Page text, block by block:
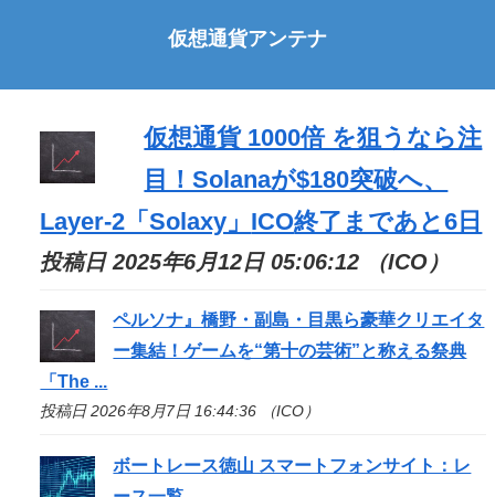
仮想通貨アンテナ
仮想通貨 1000倍 を狙うなら注
目！Solanaが$180突破へ、
Layer-2「Solaxy」 ICO終了まであと6日
投稿日 2025年6月12日 05:06:12 （ICO）
ペルソナ』橋野・副島・目黒ら豪華クリエイタ
ー集結！ゲームを“第十の芸術”と称える祭典
「The ...
投稿日 2026年8月7日 16:44:36 （ICO）
ボートレース徳山 スマートフォンサイト：レ